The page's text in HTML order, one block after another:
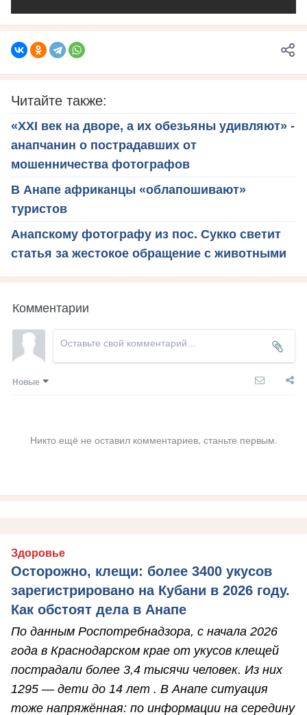
Читайте также:
«XXI век на дворе, а их обезьяны удивляют» -
анапчанин о пострадавших от
мошенничества фотографов
В Анапе африканцы «облапошивают»
туристов
Анапскому фотографу из пос. Сукко светит
статья за жестокое обращение с животными
Комментарии
Новые
Никто ещё не оставил комментариев, станьте первым.
Здоровье
Осторожно, клещи: более 3400 укусов
зарегистрировано на Кубани в 2026 году.
Как обстоят дела в Анапе
По данным Роспотребнадзора, с начала 2026
года в Краснодарском крае от укусов клещей
пострадали более 3,4 тысячи человек. Из них
1295 — дети до 14 лет . В Анапе ситуация
тоже напряжённая: по информации на середину